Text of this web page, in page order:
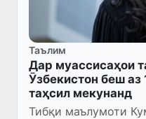
Таълим
Дар муассисаҳои
Ӯзбекистон беш
таҳсил мекунанд
Тибқи маълумоти